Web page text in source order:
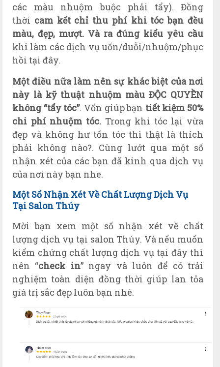
các màu nhuộm buộc phải tẩy). Đồng
thời cam kết chỉ thu phí khi tóc bạn đều
màu, đẹp, mượt. Và ra đúng kiểu yêu cầu
khi làm các dịch vụ uốn/duỗi/nhuộm/phục
hồi tại đây.
Một điều nữa làm nên sự khác biệt của nơi
này là kỹ thuật nhuộm màu ĐỘC QUYỀN
không “tẩy tóc”. Vốn giúp bạn tiết kiệm 50%
chi phí nhuộm tóc. Trong khi tóc lại vừa
đẹp và không hư tổn tóc thì thật là thích
phải không nào?. Cùng lướt qua một số
nhận xét của các bạn đã kinh qua dịch vụ
của nơi này bạn nhe.
Một Số Nhận Xét Về Chất Lượng Dịch Vụ
Tại Salon Thúy
Mời bạn xem một số nhận xét về chất
lượng dịch vụ tại salon Thúy. Và nếu muốn
kiểm chứng chất lượng dịch vụ tại đây thì
nên “check in” ngay và luôn để có trải
nghiệm toàn diện đồng thời giúp lan tỏa
giá trị sắc đẹp luôn bạn nhé.